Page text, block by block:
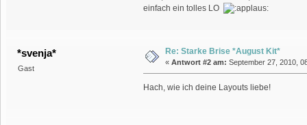
einfach ein tolles LO
*svenja*
Gast
Re: Starke Brise *August Kit*
« Antwort #2 am: September 27, 2010,
Hach, wie ich deine Layouts liebe!